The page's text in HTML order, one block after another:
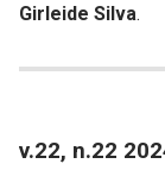
Girleide Silva.
v.22, n.22